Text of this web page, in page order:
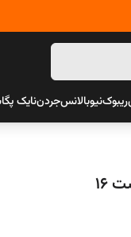
ریبوکنیوبالانسجردننایک